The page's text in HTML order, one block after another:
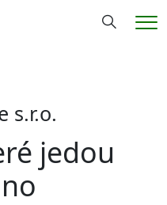
Hledání
s.r.o.
jedou